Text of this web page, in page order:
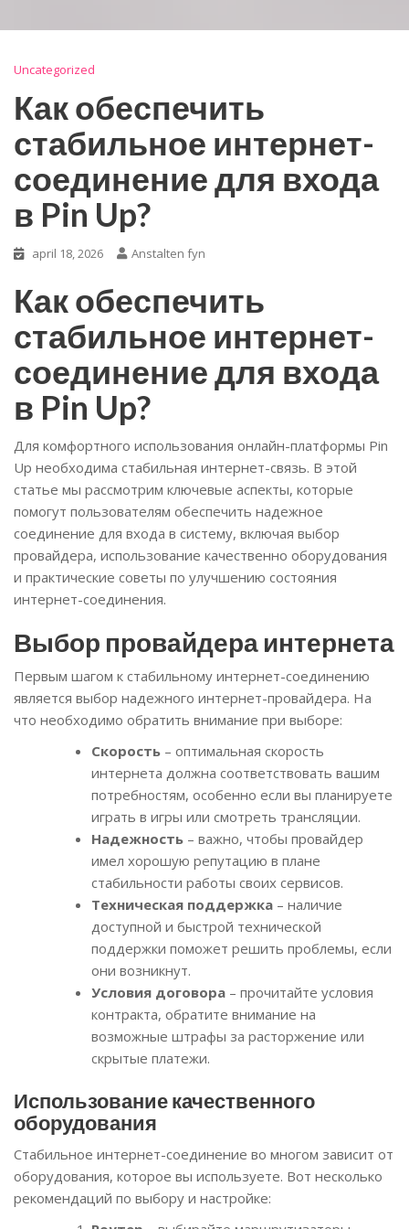
Uncategorized
Как обеспечить
стабильное интернет-
соединение для входа
в Pin Up?
april 18, 2026 Anstalten fyn
Как обеспечить
стабильное интернет-
соединение для входа
в Pin Up?
Для комфортного использования онлайн-платформы Pin
Up необходима стабильная интернет-связь. В этой
статье мы рассмотрим ключевые аспекты, которые
помогут пользователям обеспечить надежное
соединение для входа в систему, включая выбор
провайдера, использование качественно оборудования
и практические советы по улучшению состояния
интернет-соединения.
Выбор провайдера интернета
Первым шагом к стабильному интернет-соединению
является выбор надежного интернет-провайдера. На
что необходимо обратить внимание при выборе:
Скорость – оптимальная скорость
интернета должна соответствовать вашим
потребностям, особенно если вы планируете
играть в игры или смотреть трансляции.
Надежность – важно, чтобы провайдер
имел хорошую репутацию в плане
стабильности работы своих сервисов.
Техническая поддержка – наличие
доступной и быстрой технической
поддержки поможет решить проблемы, если
они возникнут.
Условия договора – прочитайте условия
контракта, обратите внимание на
возможные штрафы за расторжение или
скрытые платежи.
Использование качественного
оборудования
Стабильное интернет-соединение во многом зависит от
оборудования, которое вы используете. Вот несколько
рекомендаций по выбору и настройке: